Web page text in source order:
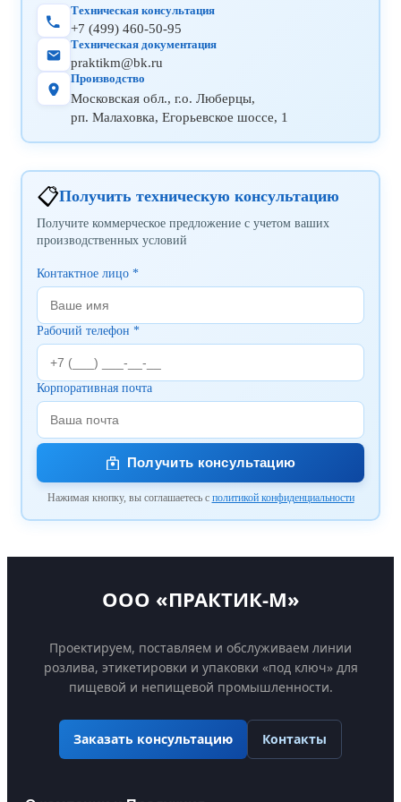
Техническая консультация
+7 (499) 460-50-95
Техническая документация
praktikm@bk.ru
Производство
Московская обл., г.о. Люберцы,
рп. Малаховка, Егорьевское шоссе, 1
📋Получить техническую консультацию
Получите коммерческое предложение с учетом ваших
производственных условий
Контактное лицо *
Рабочий телефон *
Корпоративная почта
Получить консультацию
Нажимая кнопку, вы соглашаетесь с политикой конфиденциальности
ООО «ПРАКТИК-М»
Проектируем, поставляем и обслуживаем линии
розлива, этикетировки и упаковки «под ключ» для
пищевой и непищевой промышленности.
Заказать консультацию Контакты